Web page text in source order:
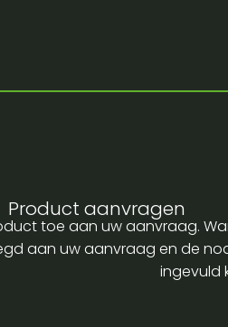
Product aanvragen
toe aan uw aanvraag.
aan uw aanvraag en de
ingevuld